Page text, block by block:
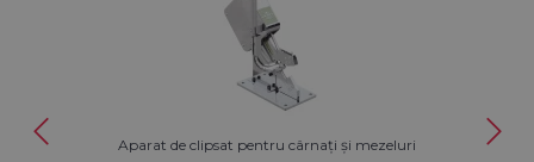
Aparat de clipsat pentru cârnați și mezeluri